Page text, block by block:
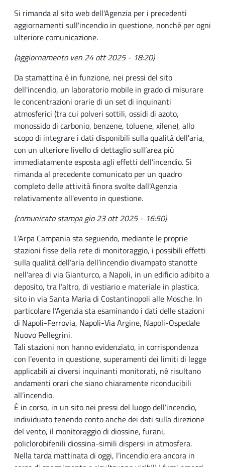
Si rimanda al sito web dell'Agenzia per i precedenti
aggiornamenti sull'incendio in questione, nonché per ogni
ulteriore comunicazione.
(aggiornamento ven 24 ott 2025 - 18:20)
Da stamattina è in funzione, nei pressi del sito
dell'incendio, un laboratorio mobile in grado di misurare
le concentrazioni orarie di un set di inquinanti
atmosferici (tra cui polveri sottili, ossidi di azoto,
monossido di carbonio, benzene, toluene, xilene), allo
scopo di integrare i dati disponibili sulla qualità dell'aria,
con un ulteriore livello di dettaglio sull’area più
immediatamente esposta agli effetti dell’incendio. Si
rimanda al precedente comunicato per un quadro
completo delle attività finora svolte dall'Agenzia
relativamente all'evento in questione.
(comunicato stampa gio 23 ott 2025 - 16:50)
L’Arpa Campania sta seguendo, mediante le proprie
stazioni fisse della rete di monitoraggio, i possibili effetti
sulla qualità dell’aria dell’incendio divampato stanotte
nell’area di via Gianturco, a Napoli, in un edificio adibito a
deposito, tra l’altro, di vestiario e materiale in plastica,
sito in via Santa Maria di Costantinopoli alle Mosche. In
particolare l’Agenzia sta esaminando i dati delle stazioni
di Napoli-Ferrovia, Napoli-Via Argine, Napoli-Ospedale
Nuovo Pellegrini.
Tali stazioni non hanno evidenziato, in corrispondenza
con l’evento in questione, superamenti dei limiti di legge
applicabili ai diversi inquinanti monitorati, né risultano
andamenti orari che siano chiaramente riconducibili
all’incendio.
È in corso, in un sito nei pressi del luogo dell’incendio,
individuato tenendo conto anche dei dati sulla direzione
del vento, il monitoraggio di diossine, furani,
policlorobifenili diossina-simili dispersi in atmosfera.
Nella tarda mattinata di oggi, l’incendio era ancora in